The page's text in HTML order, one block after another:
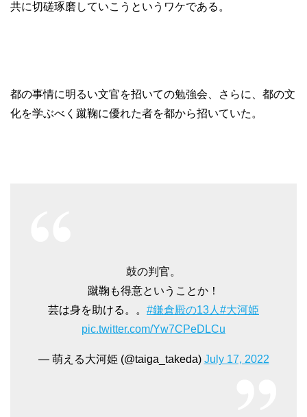
共に切磋琢磨していこうというワケである。
都の事情に明るい文官を招いての勉強会、さらに、都の文
化を学ぶべく蹴鞠に優れた者を都から招いていた。
鼓の判官。
蹴鞠も得意ということか！
芸は身を助ける。。 #鎌倉殿の13人 #大河姫
pic.twitter.com/Yw7CPeDLCu
— 萌える大河姫 (@taiga_takeda) July 17, 2022